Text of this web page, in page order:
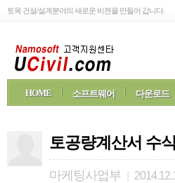
토목 건설/설계분야의 새로운 비젼을 만들어 갑니다.
HOME 소프트웨어 다운로드
토공량계산서 수
마케팅사업부 |